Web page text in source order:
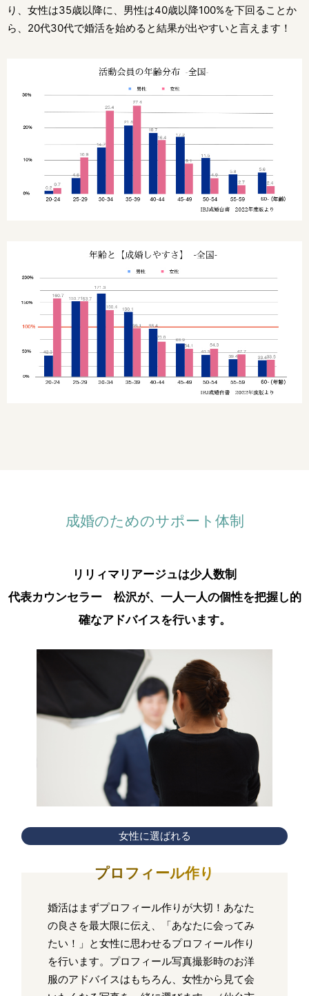
り、女性は35歳以降に、 男性は40歳以降100%を下回ることか
ら、20代30代で婚活を始めると結果が出やすいと言えます！
成婚のためのサポート体制
リリィマリアージュは少人数制
代表カウンセラー 松沢が、一人一人の個性を把握し的
確なアドバイスを行います。
女性に選ばれる
プロフィール作り
婚活はまずプロフィール作りが大切！あなた
の良さを最大限に伝え、「あなたに会ってみ
たい！」と女性に思わせるプロフィール作り
を行います。プロフィール写真撮影時のお洋
服のアドバイスはもちろん、女性から見て会